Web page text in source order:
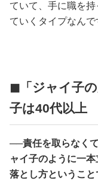
ていて、手に職を
ていくタイプなんで
◼「ジャイ子
子は40代以上
──責任を取らなく
ャイ子のように一
落とし方ということ